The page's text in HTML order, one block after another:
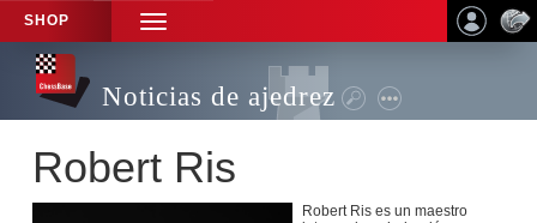
SHOP
TOGGLE
NAVIGATION
Noticias de ajedrez
Robert Ris
Robert Ris es un maestro